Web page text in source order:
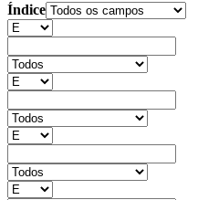
Índice